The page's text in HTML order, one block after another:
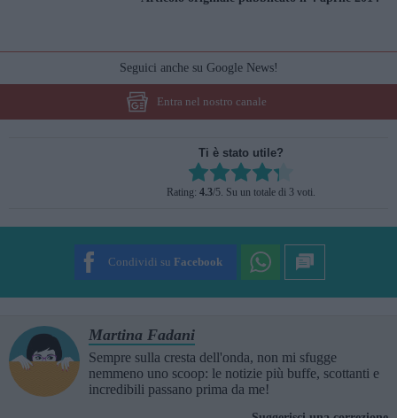
Seguici anche su Google News!
Entra nel nostro canale
Ti è stato utile?
Rate this item:
SUBMIT RATING
Rating: 4.3/5. Su un totale di 3 voti.
Condividi su Facebook
Martina Fadani
Sempre sulla cresta dell'onda, non mi sfugge
nemmeno uno scoop: le notizie più buffe, scottanti e
incredibili passano prima da me!